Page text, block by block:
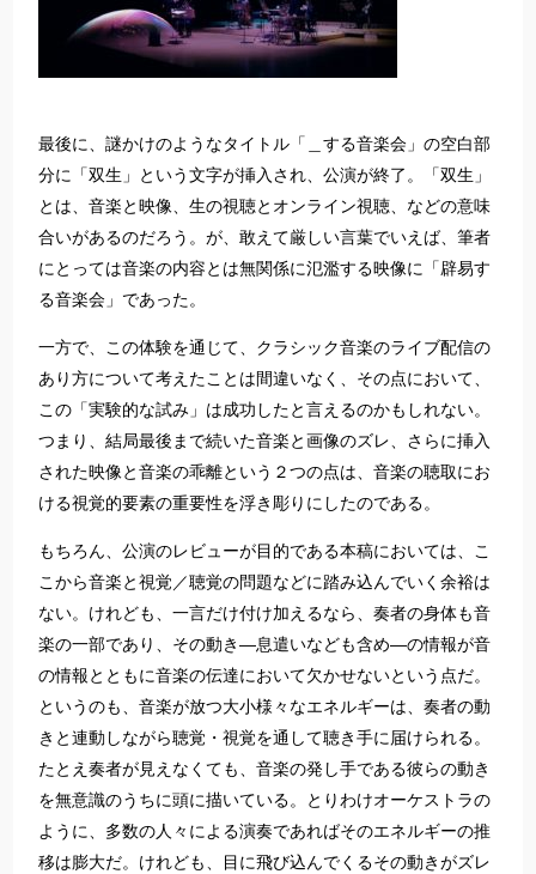
最後に、謎かけのようなタイトル「＿する音楽会」の空白部
分に「双生」という文字が挿入され、公演が終了。「双生」
とは、音楽と映像、生の視聴とオンライン視聴、などの意味
合いがあるのだろう。が、敢えて厳しい言葉でいえば、筆者
にとっては音楽の内容とは無関係に氾濫する映像に「辟易す
る音楽会」であった。
一方で、この体験を通じて、クラシック音楽のライブ配信の
あり方について考えたことは間違いなく、その点において、
この「実験的な試み」は成功したと言えるのかもしれない。
つまり、結局最後まで続いた音楽と画像のズレ、さらに挿入
された映像と音楽の乖離という２つの点は、音楽の聴取にお
ける視覚的要素の重要性を浮き彫りにしたのである。
もちろん、公演のレビューが目的である本稿においては、こ
こから音楽と視覚／聴覚の問題などに踏み込んでいく余裕は
ない。けれども、一言だけ付け加えるなら、奏者の身体も音
楽の一部であり、その動き―息遣いなども含め―の情報が音
の情報とともに音楽の伝達において欠かせないという点だ。
というのも、音楽が放つ大小様々なエネルギーは、奏者の動
きと連動しながら聴覚・視覚を通して聴き手に届けられる。
たとえ奏者が見えなくても、音楽の発し手である彼らの動き
を無意識のうちに頭に描いている。とりわけオーケストラの
ように、多数の人々による演奏であればそのエネルギーの推
移は膨大だ。けれども、目に飛び込んでくるその動きがズレ